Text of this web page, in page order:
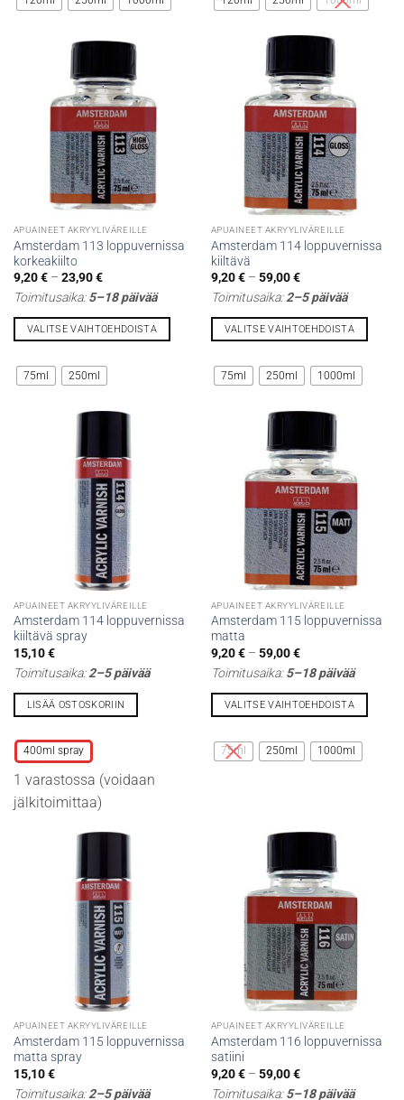
on
muunnelma.
valinnat
on
muunnelma.
valinnat
sivulla.
APUAINEET AKRYYLIVÄREILLE
Amsterdam 113 loppuvernissa
korkeakiilto
9,20€ – 23,90€Hintaluokka:
-
Toimitusaika:5–18 päivää
VALITSE VAIHTOEHDOISTA
tuotteella
on
75ml 250ml
APUAINEET AKRYYLIVÄREILLE
Amsterdam 114 loppuvernissa
kiiltävä
9,20€ – 59,00€Hintaluokka:
-
Toimitusaika:2–5 päivää
VALITSE VAIHTOEHDOISTA
tuotteella
on
muunnelma.
valinnat
sivulla.
75ml 250ml 1000ml
APUAINEET AKRYYLIVÄREILLE
Amsterdam 114 loppuvernissa
kiiltävä spray
15,10€
Toimitusaika:2–5 päivää
LISÄÄ OSTOSKORIIN
tuotteella
on
useampi
muunnelma.
400ml spray
1 varastossa (voidaan
jälkitoimittaa)
APUAINEET AKRYYLIVÄREILLE
Amsterdam 115 loppuvernissa
matta
9,20€ – 59,00€Hintaluokka:
-
Toimitusaika:5–18 päivää
VALITSE VAIHTOEHDOISTA
tuotteella
on
sivulla.
75ml 250ml 1000ml
APUAINEET AKRYYLIVÄREILLE
Amsterdam 115 loppuvernissa
matta spray
15,10€
Toimitusaika:2–5 päivää
APUAINEET AKRYYLIVÄREILLE
Amsterdam 116 loppuvernissa
satiini
9,20€ – 59,00€Hintaluokka:
-
Toimitusaika:5–18 päivää